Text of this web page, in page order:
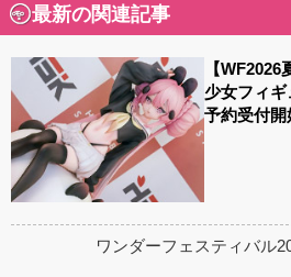
最新の関連記事
【
少女フィギ
予約受付開
ワンダーフェスティバル